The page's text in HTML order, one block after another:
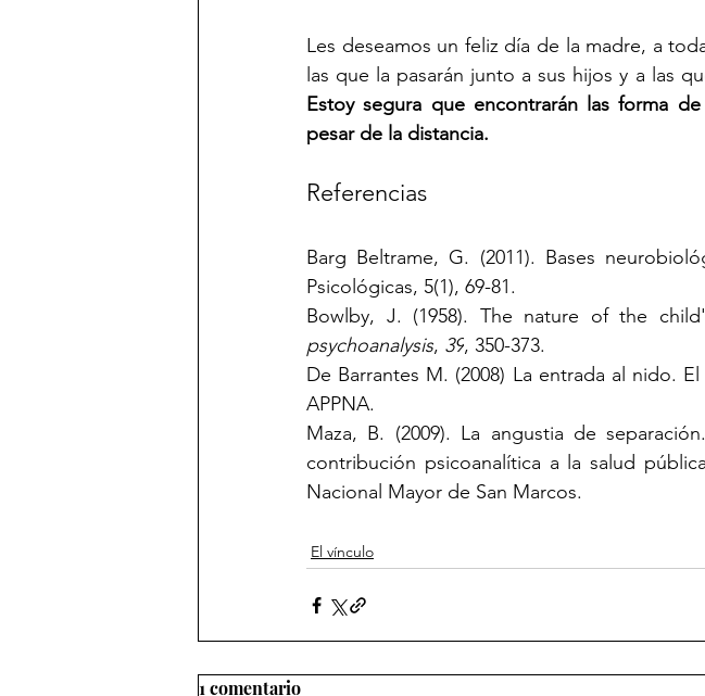
Les deseamos un feliz día de la madre, a
Estoy segura que encontrarán las forma
pesar de la distancia.
Referencias
Barg Beltrame, G. (2011). Bases
Psicológicas, 5(1), 69-81.
Bowlby, J. (1958). The nature of the
psychoanalysis, 39, 350-373.
De Barrantes M. (2008) La entrada al nido.
APPNA.
Maza, B. (2009). La angustia de
contribución psicoanalítica a la salud
Nacional Mayor de San Marcos.
El vínculo
1 comentario